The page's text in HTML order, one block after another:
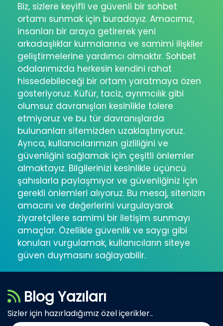
Biz, sizlere keyifli ve güvenli bir sohbet
ortamı sunmak için buradayız. Amacımız,
insanları bir araya getirerek yeni
arkadaşlıklar kurmalarına ve samimi ilişkiler
geliştirmelerine yardımcı olmaktır. Sohbet
odalarımızda herkesin kendini rahat
hissedebileceği bir ortam yaratmaya özen
gösteriyoruz. Küfür, taciz, ayrımcılık gibi
olumsuz davranışları kesinlikle tolere
etmiyoruz ve bu tür davranışlarda
bulunanları sitemizden uzaklaştırıyoruz.
Ayrıca, kullanıcılarımızın gizliliğini ve
güvenliğini sağlamak için çeşitli önlemler
almaktayız. Bilgilerinizi kesinlikle üçüncü
şahıslarla paylaşmıyor ve güvenliğiniz için
gerekli önlemleri alıyoruz. Bu mesaj, sitenizin
amacını ve değerlerini vurgulayarak
ziyaretçilere samimi bir iletişim sunmayı
amaçlar. Özellikle güvenlik ve saygı gibi
konuları vurgulamak, kullanıcıların siteye
güven duymasını sağlayabilir.
Blog Yazıları
Sizler için hazırladığımız özel içerikler..